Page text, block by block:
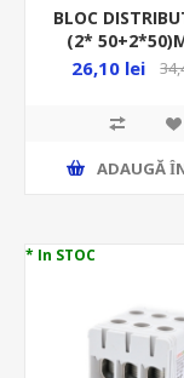
BLOC
(2*
4GAURI, CU-
26,10 lei
ADAUGĂ
* In STOC